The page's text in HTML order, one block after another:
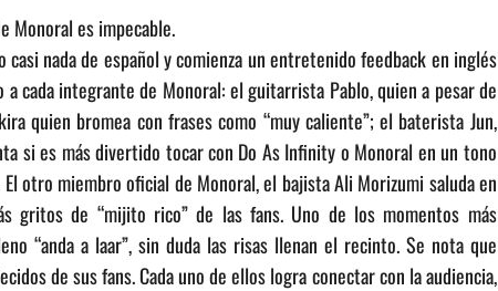
Monoral es impecable.
nada de español y comienza un entretenido feedback en inglés
cada integrante de Monoral: el guitarrista Pablo, quien a pesar de
quien bromea con frases como “muy caliente”; el baterista Jun,
si es más divertido tocar con Do As Infinity o Monoral en un tono
otro miembro oficial de Monoral, el bajista Ali Morizumi saluda en
gritos de “mijito rico” de las fans. Uno de los momentos más
“anda a laar”, sin duda las risas llenan el recinto. Se nota que
de sus fans. Cada uno de ellos logra conectar con la audiencia,